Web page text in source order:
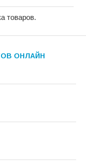
товаров.
ОНЛАЙН